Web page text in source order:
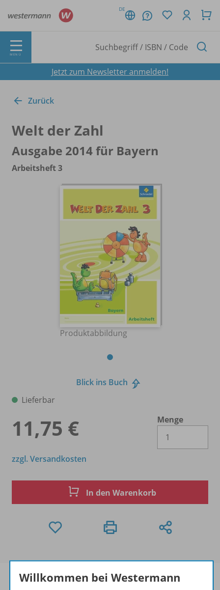
DE
MENÜ
Jetzt zum Newsletter anmelden!
Zurück
Welt der Zahl
Ausgabe 2014 für Bayern
Arbeitsheft 3
Produktabbildung
Blick ins Buch
Lieferbar
11,75 €
Menge
zzgl. Versandkosten
In den Warenkorb
Willkommen bei Westermann